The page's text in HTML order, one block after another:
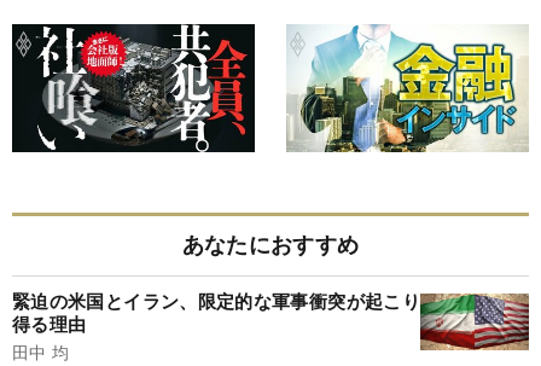
あなたにおすすめ
緊迫の米国とイラン、限定的な軍事衝突が起こり
得る理由
田中 均